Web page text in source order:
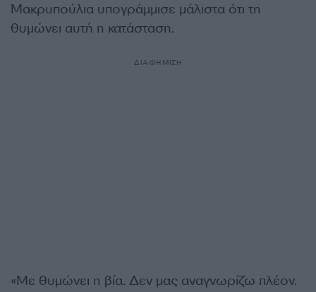
Μακρυπούλια υπογράμμισε μάλιστα ότι τη
θυμώνει αυτή η κατάσταση.
ΔΙΑΦΗΜΙΣΗ
«Με θυμώνει η βία. Δεν μας αναγνωρίζω πλέον.